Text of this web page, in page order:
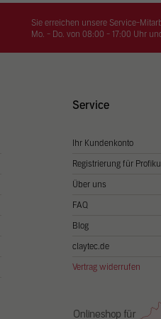
Sie erreichen unsere Service-
Mo. - Do. von 08:00 - 17:00 Uhr
Service
Ihr Kundenkonto
Registrierung für
Über uns
FAQ
Blog
claytec.de
Vertrag widerrufen
Sie